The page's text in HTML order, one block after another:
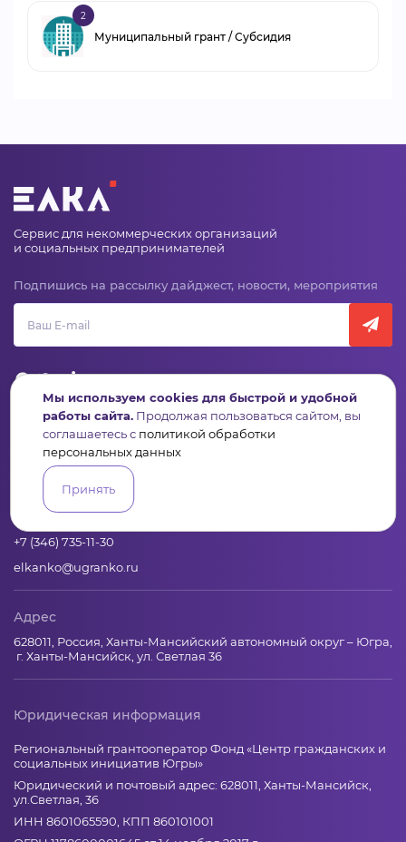
2
Муниципальный грант / Субсидия
Сервис для некоммерческих организаций
и социальных предпринимателей
Подпишись на рассылку дайджест, новости, мероприятия
ПульсКонкурсыОрганизацииАктивисты
АналитикаБаза знанийВидеокурсы
Контакты
+7 (346) 735-11-30
elkanko@ugranko.ru
Адрес
628011, Россия, Ханты-Мансийский автономный округ – Югра,
г. Ханты-Мансийск, ул. Светлая 36
Юридическая информация
Региональный грантооператор Фонд «Центр гражданских и
социальных инициатив Югры»
Юридический и почтовый адрес: 628011, Ханты-Мансийск,
ул.Светлая, 36
ИНН 8601065590, КПП 860101001
Мы используем cookies для быстрой и удобной
работы сайта. Продолжая пользоваться сайтом, вы
соглашаетесь с политикой обработки
персональных данных
Принять